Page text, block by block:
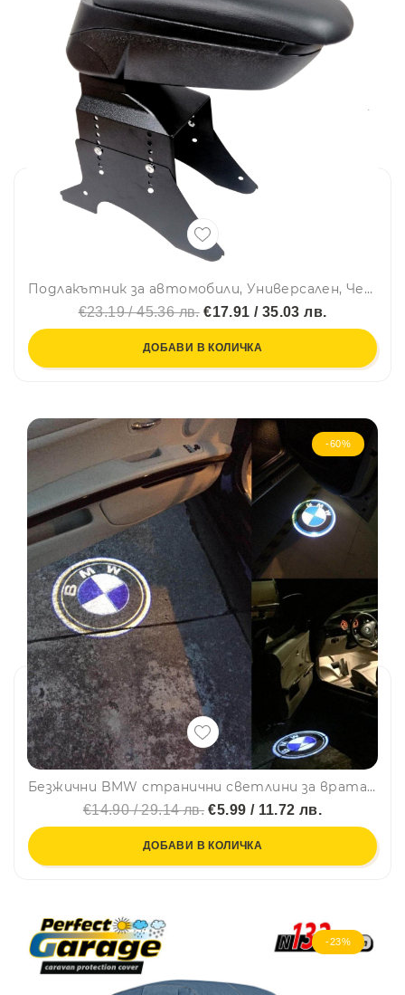
Подлакътник за автомобили, Универсален, Черен с Плъзгаща се горна част
€23.19 / 45.36 лв.€17.91 / 35.03 лв.
ДОБАВИ В КОЛИЧКА
-60%
Безжични BMW странични светлини за врата на кола JQ-666, 2 броя, LED лого, BFO3
€14.90 / 29.14 лв. €5.99 / 11.72 лв.
ДОБАВИ В КОЛИЧКА
-23%